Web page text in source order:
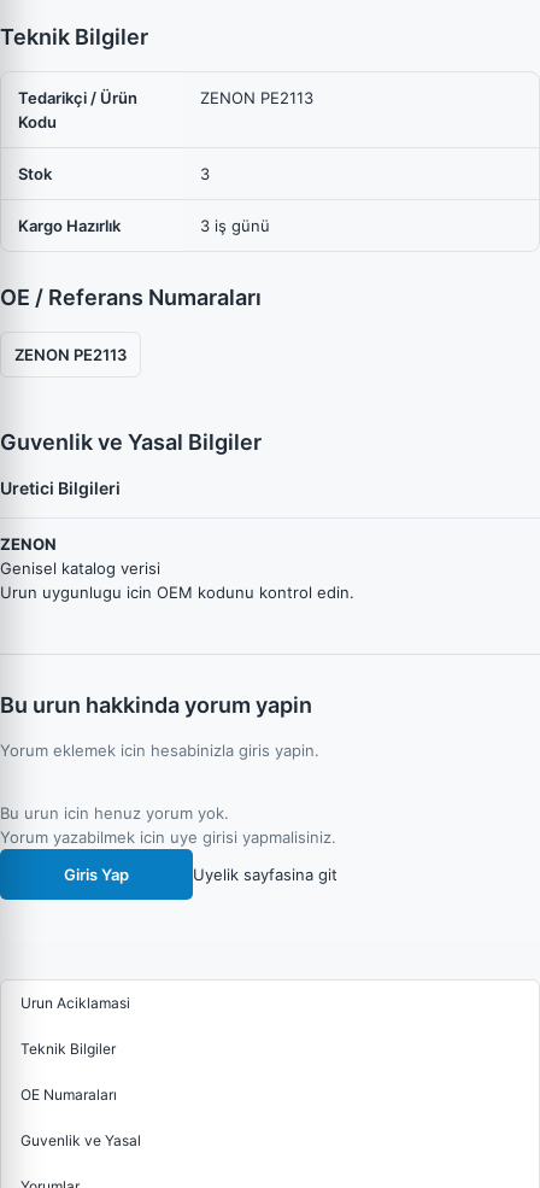
Teknik Bilgiler
Tedarikçi / Ürün
Kodu
ZENON PE2113
Stok 3
Kargo Hazırlık 3 iş günü
OE / Referans Numaraları
ZENON PE2113
Guvenlik ve Yasal Bilgiler
Uretici Bilgileri
ZENON
Genisel katalog verisi
Urun uygunlugu icin OEM kodunu kontrol edin.
Bu urun hakkinda yorum yapin
Yorum eklemek icin hesabinizla giris yapin.
Bu urun icin henuz yorum yok.
Yorum yazabilmek icin uye girisi yapmalisiniz.
Giris Yap
Uyelik sayfasina git
Urun Aciklamasi
Teknik Bilgiler
OE Numaraları
Guvenlik ve Yasal